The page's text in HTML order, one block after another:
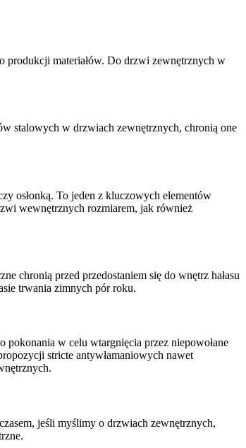
produkcji materiałów. Do drzwi zewnętrznych w
stalowych w drzwiach zewnętrznych, chronią one
osłonką. To jeden z kluczowych elementów
wewnętrznych rozmiarem, jak również
chronią przed przedostaniem się do wnętrz hałasu
trwania zimnych pór roku.
w celu wtargnięcia przez niepowołane
stricte antywłamaniowych nawet
jeśli myślimy o drzwiach zewnętrznych,